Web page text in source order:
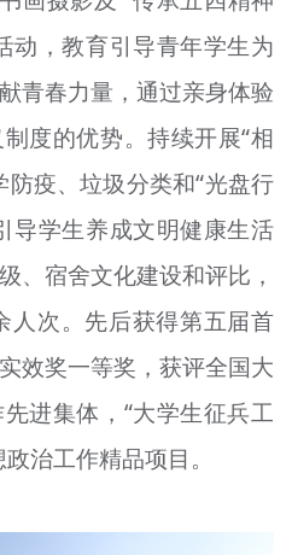
动，教育引导青年学生为
青春力量，通过亲身体验
度的优势。持续开展“相
疫、垃圾分类和“光盘行
导学生养成文明健康生活
、宿舍文化建设和评比，
人次。先后获得第五届首
效奖一等奖，获评全国大
进集体，“大学生征兵工
治工作精品项目。